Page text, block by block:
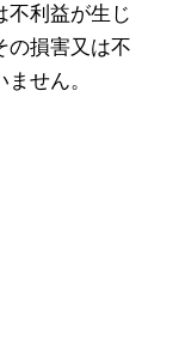
不利益が生じ
の損害又は不
せん。